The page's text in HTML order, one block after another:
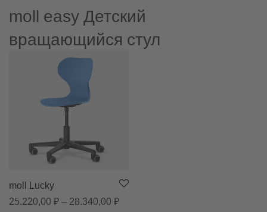
moll easy Детский
вращающийся стул
moll Lucky
25.220,00 ₽– 28.340,00 ₽Диапазон цен: 25.220,00 ₽ –